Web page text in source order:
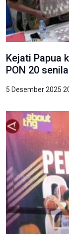
Kejati Papua
PON 20
5 Desember 2025